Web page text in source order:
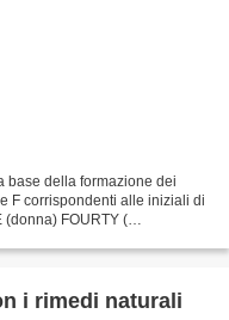
base della formazione dei
F corrispondenti alle iniziali di
(donna) FOURTY (
i rimedi naturali